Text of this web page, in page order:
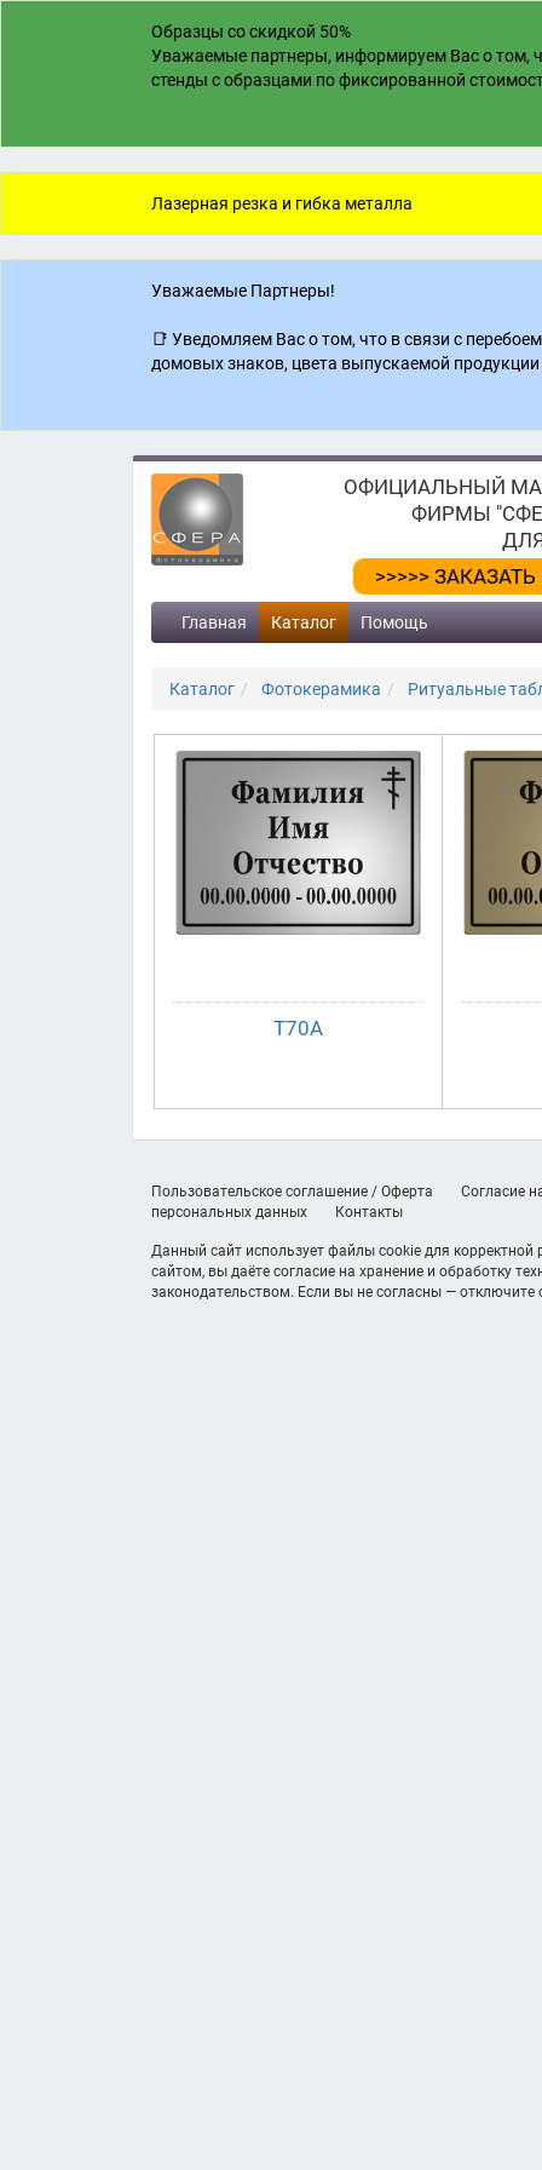
Образцы со скидкой 50%
Уважаемые партнеры, информируем Вас о том,
стенды с образцами по фиксированной
Лазерная резка и гибка металла
Уважаемые Партнеры!
📑 Уведомляем Вас о том, что в связи с
домовых знаков, цвета выпускаемой
ОФИЦИАЛЬНЫЙ
ФИРМЫ
>>>>>
Главная Каталог Помощь
Каталог Фотокерамика Ритуальные
Т70А
Пользовательское соглашение / Оферта
Согласие
персональных данных
Контакты
Данный сайт использует файлы cookie для
сайтом, вы даёте согласие на хранение и обработку
законодательством. Если вы не согласны — отключите